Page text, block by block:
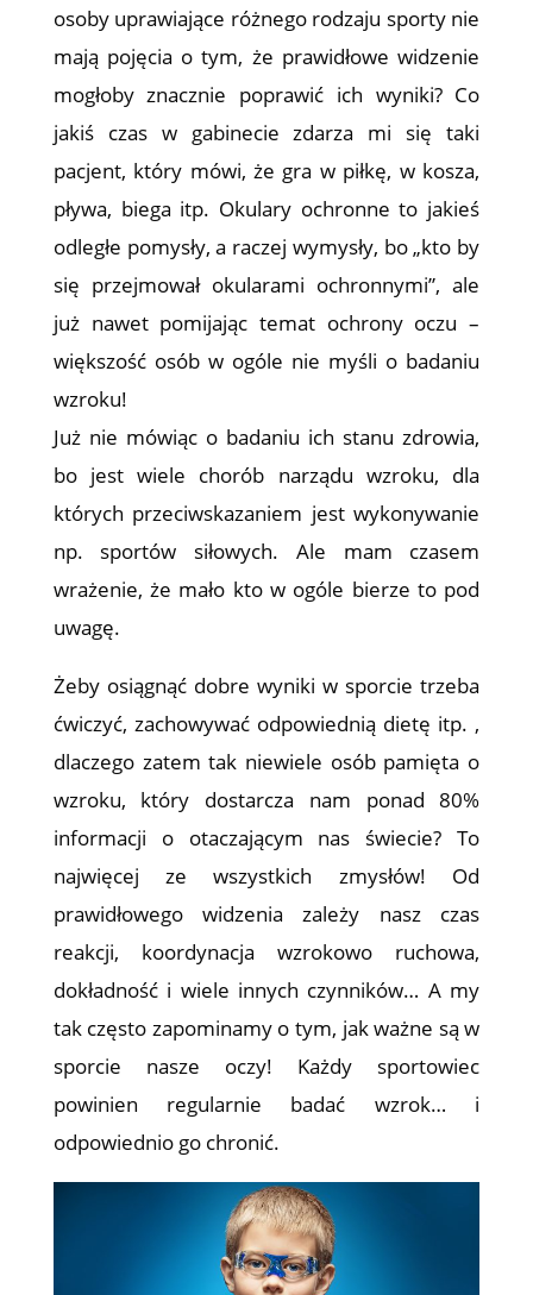
osoby uprawiające różnego rodzaju sporty nie
mają pojęcia o tym, że prawidłowe widzenie
mogłoby znacznie poprawić ich wyniki? Co
jakiś czas w gabinecie zdarza mi się taki
pacjent, który mówi, że gra w piłkę, w kosza,
pływa, biega itp. Okulary ochronne to jakieś
odległe pomysły, a raczej wymysły, bo „kto by
się przejmował okularami ochronnymi”, ale
już nawet pomijając temat ochrony oczu –
większość osób w ogóle nie myśli o badaniu
wzroku!
Już nie mówiąc o badaniu ich stanu zdrowia,
bo jest wiele chorób narządu wzroku, dla
których przeciwskazaniem jest wykonywanie
np. sportów siłowych. Ale mam czasem
wrażenie, że mało kto w ogóle bierze to pod
uwagę.
Żeby osiągnąć dobre wyniki w sporcie trzeba
ćwiczyć, zachowywać odpowiednią dietę itp. ,
dlaczego zatem tak niewiele osób pamięta o
wzroku, który dostarcza nam ponad 80%
informacji o otaczającym nas świecie? To
najwięcej ze wszystkich zmysłów! Od
prawidłowego widzenia zależy nasz czas
reakcji, koordynacja wzrokowo ruchowa,
dokładność i wiele innych czynników… A my
tak często zapominamy o tym, jak ważne są w
sporcie nasze oczy! Każdy sportowiec
powinien regularnie badać wzrok… i
odpowiednio go chronić.